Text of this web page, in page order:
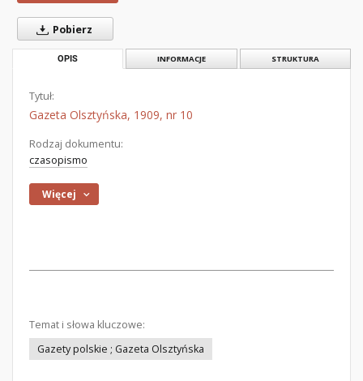
Pobierz
OPIS INFORMACJE STRUKTURA
Tytuł:
Gazeta Olsztyńska, 1909, nr 10
Rodzaj dokumentu:
czasopismo
Więcej
Temat i słowa kluczowe:
Gazety polskie ; Gazeta Olsztyńska